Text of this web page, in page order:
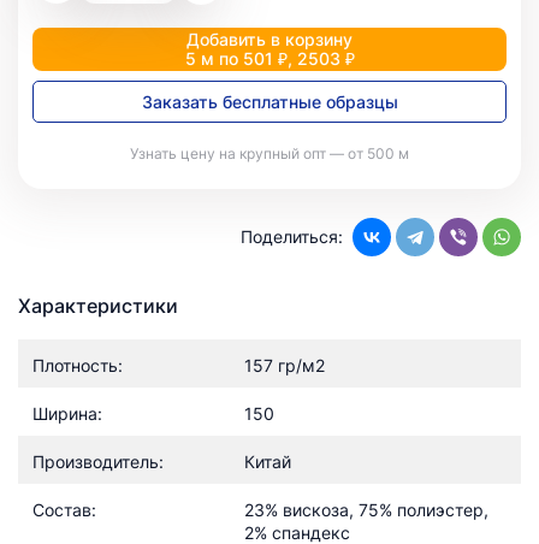
Добавить в корзину
5 м по 501 ₽, 2503 ₽
Заказать бесплатные образцы
Узнать цену на крупный опт — от 500 м
Поделиться:
Характеристики
Плотность: 157 гр/м2
Ширина: 150
Производитель: Китай
Состав:
23% вискоза, 75% полиэстер,
2% спандекс